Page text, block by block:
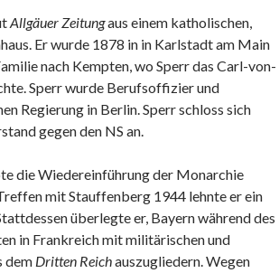
Allgäuer Zeitungaus einem katholischen,
Er wurde 1878 in in Karlstadt am Main
nach Kempten, wo Sperr das Carl-von-
Sperr wurde Berufsoffizier und
Regierung in Berlin. Sperr schloss sich
gegen den NS an.
die Wiedereinführung der Monarchie
mit Stauffenberg 1944 lehnte er ein
überlegte er, Bayern während des
in Frankreich mit militärischen und
dem Dritten Reichauszugliedern. Wegen